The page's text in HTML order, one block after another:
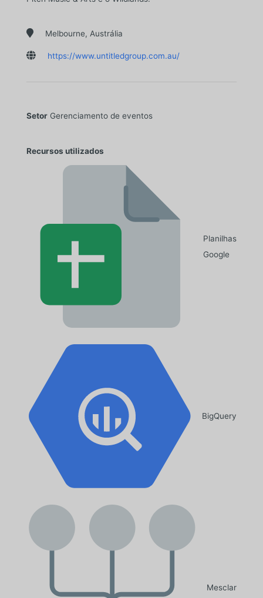
 Melbourne, Austrália
 https://www.untitledgroup.com.au/
SetorGerenciamento de eventos
Recursos utilizados
Planilhas
Google
BigQuery
Mesclar